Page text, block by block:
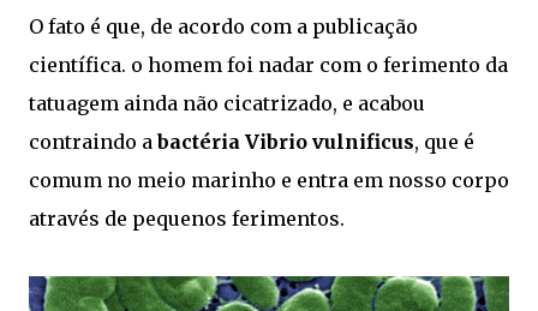
O fato é que, de acordo com a publicação
científica. o homem foi nadar com o ferimento da
tatuagem ainda não cicatrizado, e acabou
contraindo abactéria Vibrio vulnificus, que é
comum no meio marinho e entra em nosso corpo
através de pequenos ferimentos.